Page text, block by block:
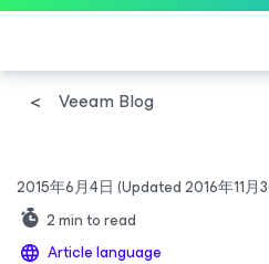
Veeam Blog
2015年6月4日 (Updated 2016年11月
2min to read
Article language